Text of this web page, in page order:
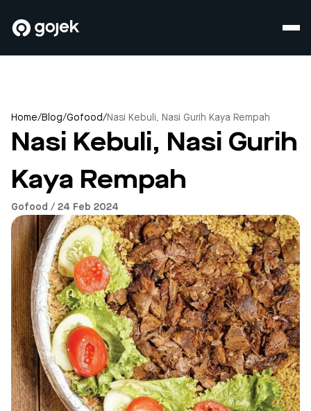
Home/Blog/Gofood/Nasi Kebuli, Nasi Gurih Kaya Rempah
Nasi Kebuli, Nasi Gurih
Kaya Rempah
Gofood / 24 Feb 2024